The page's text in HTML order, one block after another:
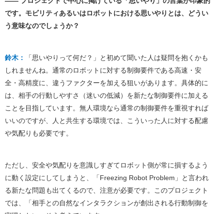
です。モビリティあるいはロボットにおける思いやりとは、どうい
う意味なのでしょうか？
鈴木：
「思いやりって何だ？」と初めて聞いた人は疑問を抱くかも
しれませんね。通常のロボットに対する制御要件である高速・安
全・高精度に、違うファクターを加える狙いがあります。具体的に
は、相手の行動しやすさ（迷いの低減）を新たな制御要件に加える
ことを目指しています。無人環境なら通常の制御要件を重視すれば
いいのですが、人と共生する環境では、こういった人に対する配慮
や気配りも必要です。
ただし、安全や気配りを意識しすぎてロボット側が常に損するよう
に動く設定にしてしまうと、「Freezing Robot Problem」と言われ
る新たな問題も出てくるので、注意が必要です。このプロジェクト
では、「相手との自然なインタラクションが創出される行動制御を